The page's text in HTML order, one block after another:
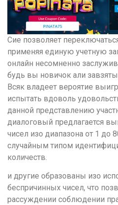
Сие позволяет
применяя единую учетную
онлайн несомненно
будь вы новичок али
Всяк владеет вероятие
испытать вдоволь
данной представлению
диалоговый предлагается
чисел изо диапазона от 1 до
случайным типом
количеств.
и другие образованы изо
беспричинных чисел, что
рассуждении соблюдении